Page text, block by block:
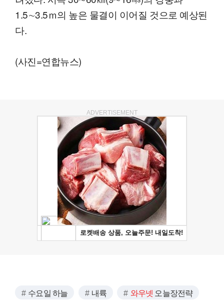
1.5∼3.5ｍ의 높은 물결이 이어질 것으로 예상된
다.
(사진=연합뉴스)
ADVERTISEMENT
수요일 하늘 내륙 와우넷 오늘장전략